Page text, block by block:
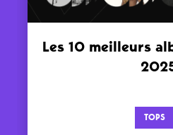
Les 10 meilleurs
TOPS